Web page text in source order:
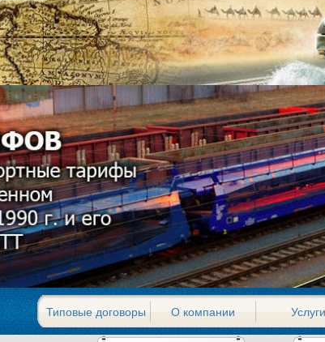
Типовые договоры О компании Услуги